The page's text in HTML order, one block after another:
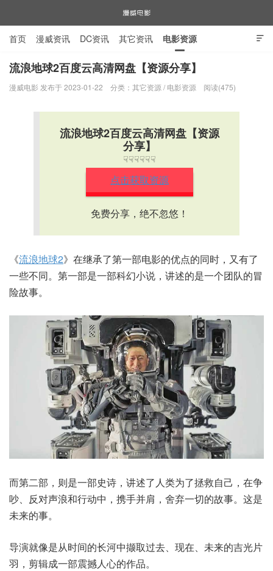

首页 漫威资讯 DC资讯 其它资讯 电影资源
电视剧资源 漫威图片
流浪地球2百度云高清网盘【资源分享】
漫威电影 发布于 2023-01-22 分类： 其它资源 / 电影资源 阅读(475)
流浪地球2百度云高清网盘【资源
分享】
☟☟☟☟☟☟
点击获取资源
免费分享，绝不忽悠！
《流浪地球2》在继承了第一部电影的优点的同时，又有了
一些不同。第一部是一部科幻小说，讲述的是一个团队的冒
险故事。
而第二部，则是一部史诗，讲述了人类为了拯救自己，在争
吵、反对声浪和行动中，携手并肩，舍弃一切的故事。这是
未来的事。
导演就像是从时间的长河中撷取过去、现在、未来的吉光片
羽，剪辑成一部震撼人心的作品。